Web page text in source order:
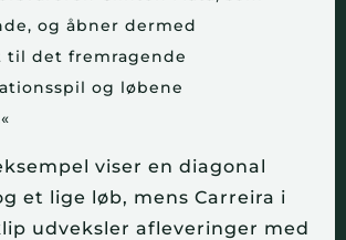
og åbner dermed
til det fremragende
og løbene
viser en diagonal
et lige løb, mens Carreira i
udveksler afleveringer med